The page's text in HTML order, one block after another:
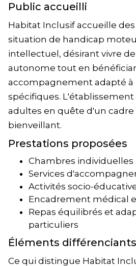
Public accueilli
Habitat Inclusif accueille
situation de handicap
intellectuel, désirant vivre
autonome tout en
accompagnement adapté à
spécifiques. L'établissement
adultes en quête d'un cadre
bienveillant.
Prestations proposées
Chambres individuelles
Services
Activités socio-
Encadrement médical
Repas équilibrés et
particuliers
Éléments différenciants
Ce qui distingue Habitat